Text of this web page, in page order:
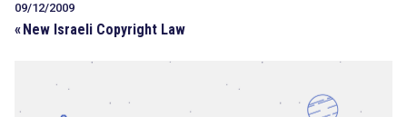
09/12/2009
«New Israeli Copyright Law